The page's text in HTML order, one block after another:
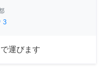
3
運びます